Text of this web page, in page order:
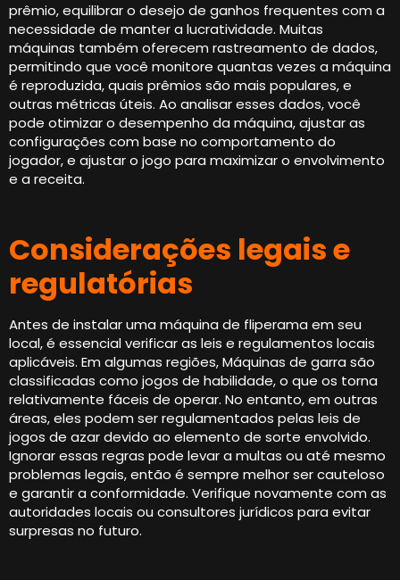
prêmio, equilibrar o desejo de ganhos frequentes com a
necessidade de manter a lucratividade. Muitas
máquinas também oferecem rastreamento de dados,
permitindo que você monitore quantas vezes a máquina
é reproduzida, quais prêmios são mais populares, e
outras métricas úteis. Ao analisar esses dados, você
pode otimizar o desempenho da máquina, ajustar as
configurações com base no comportamento do
jogador, e ajustar o jogo para maximizar o envolvimento
e a receita.
Considerações legais e
regulatórias
Antes de instalar uma máquina de fliperama em seu
local, é essencial verificar as leis e regulamentos locais
aplicáveis. Em algumas regiões, Máquinas de garra são
classificadas como jogos de habilidade, o que os torna
relativamente fáceis de operar. No entanto, em outras
áreas, eles podem ser regulamentados pelas leis de
jogos de azar devido ao elemento de sorte envolvido.
Ignorar essas regras pode levar a multas ou até mesmo
problemas legais, então é sempre melhor ser cauteloso
e garantir a conformidade. Verifique novamente com as
autoridades locais ou consultores jurídicos para evitar
surpresas no futuro.